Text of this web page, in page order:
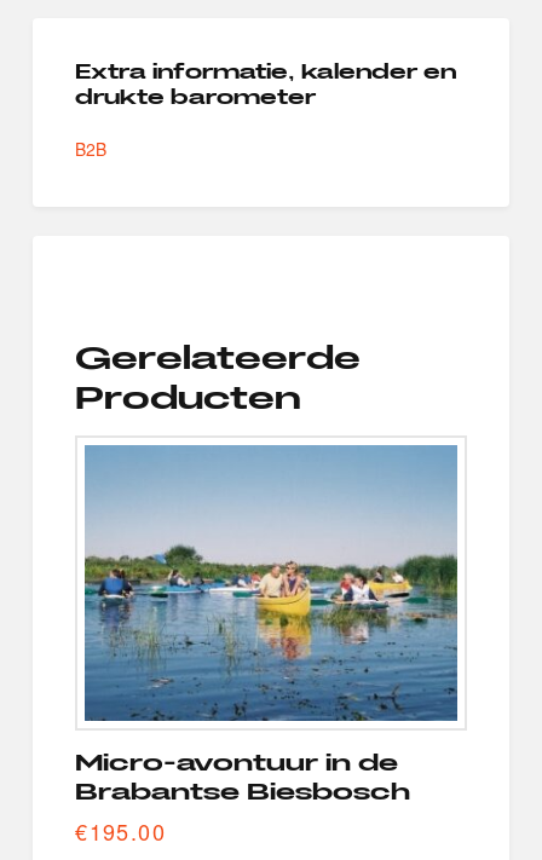
Extra informatie, kalender en
drukte barometer
B2B
Gerelateerde
Producten
Micro-avontuur in de
Brabantse Biesbosch
€195.00